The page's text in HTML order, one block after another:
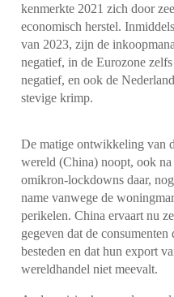
kenmerkte 2021 zich door
economisch herstel.
van 2023, zijn de
negatief, in de Eurozone
negatief, en ook de
stevige krimp.
De matige ontwikkeling van
wereld (China) noopt, ook
omikron-lockdowns daar,
name vanwege de
perikelen. China ervaart nu
gegeven dat de
besteden en dat hun export
wereldhandel niet meevalt.